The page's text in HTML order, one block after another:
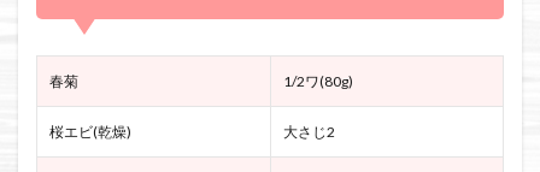
春菊 1/2ワ(80g)
桜エビ(乾燥) 大さじ2